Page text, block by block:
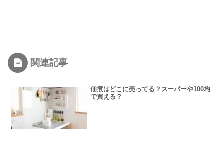
関連記事
佃煮はどこに売ってる？スーパーや100均
で買える？